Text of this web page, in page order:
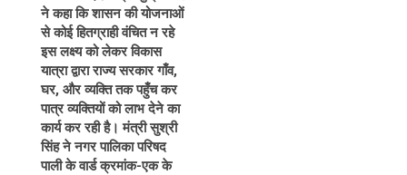
ने कहा कि शासन की योजनाओं
से कोई हितग्राही वंचित न रहे
इस लक्ष्य को लेकर विकास
यात्रा द्वारा राज्य सरकार गाँव,
घर, और व्यक्ति तक पहुँच कर
पात्र व्यक्तियों को लाभ देने का
कार्य कर रही है। मंत्री सुश्री
सिंह ने नगर पालिका परिषद
पाली के वार्ड क्रमांक-एक के